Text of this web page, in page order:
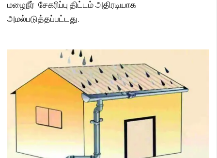
மழைநீர் சேகரிப்பு திட்டம் அதிரடியாக
அமல்படுத்தப்பட்டது.